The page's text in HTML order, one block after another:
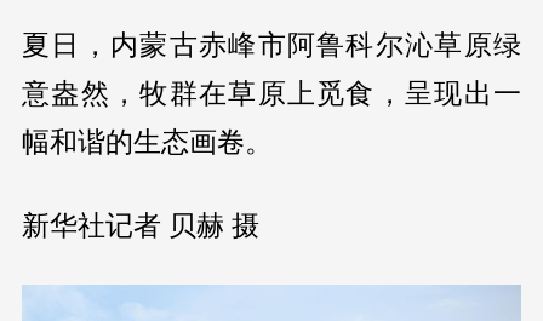
夏日，内蒙古赤峰市阿鲁科尔沁草原绿
意盎然，牧群在草原上觅食，呈现出一
幅和谐的生态画卷。
新华社记者 贝赫 摄